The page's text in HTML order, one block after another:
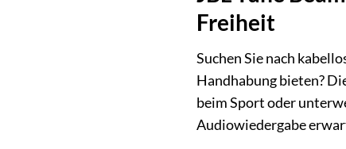
Freiheit
Suchen Sie nach
Handhabung bieten?
beim Sport oder
Audiowiedergabe